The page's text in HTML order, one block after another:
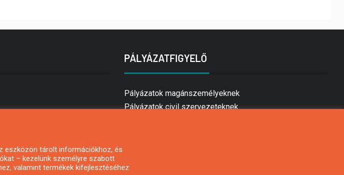
PÁLYÁZATFIGYELŐ
Pályázatok magánszemélyeknek
Pályázatok civil szervezeteknek
eszközön tárolt információkhoz, és
– kezelünk személyre szabott
valamint termékek kifejlesztéséhez